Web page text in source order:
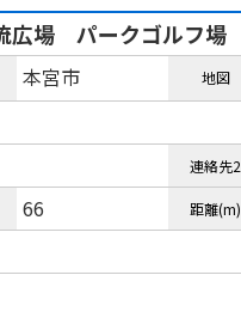
広場 パークゴルフ場
本宮市 地図
連絡先2
66 距離(m)